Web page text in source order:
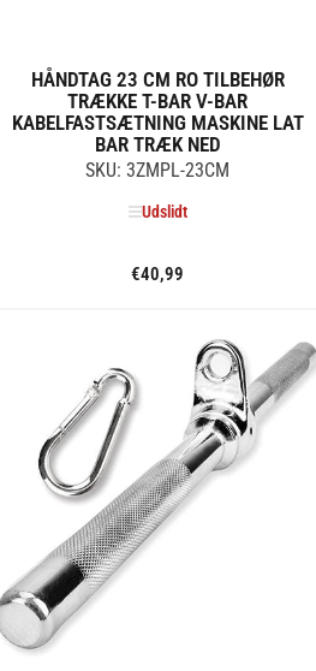
HÅNDTAG 23 CM RO TILBEHØR
TRÆKKE T-BAR V-BAR
KABELFASTSÆTNING MASKINE LAT
BAR TRÆK NED
SKU: 3ZMPL-23CM
Udslidt
Standard
€40,99